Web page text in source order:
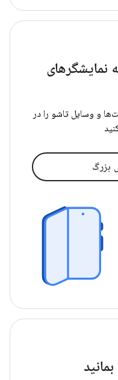
نمایشگرهای
و وسایل تاشو را در
بزرگ